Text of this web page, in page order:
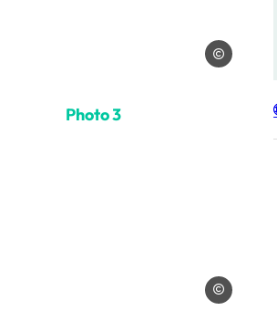
Les traineaux
Photo 3, © Les traineaux de
Les traineaux